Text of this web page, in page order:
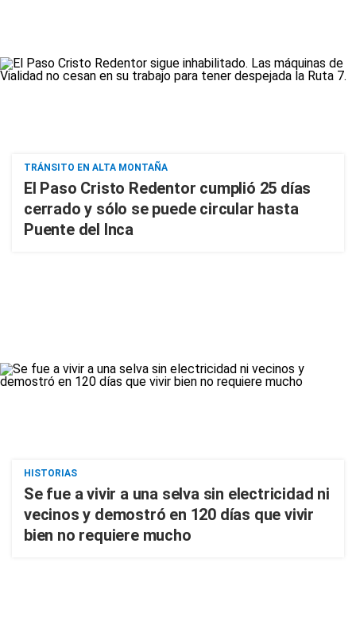
TRÁNSITO EN ALTA MONTAÑA
El Paso Cristo Redentor cumplió 25 días
cerrado y sólo se puede circular hasta
Puente del Inca
HISTORIAS
Se fue a vivir a una selva sin electricidad ni
vecinos y demostró en 120 días que vivir
bien no requiere mucho